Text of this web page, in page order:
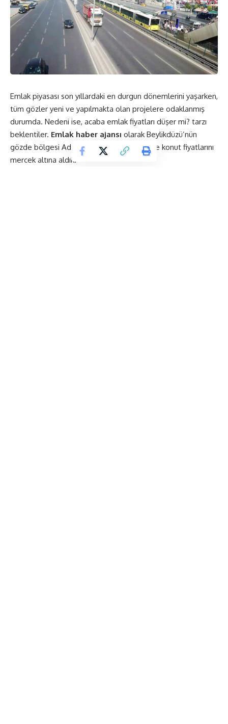
Emlak piyasası son yıllardaki en durgun dönemlerini yaşarken,
tüm gözler yeni ve yapılmakta olan projelere odaklanmış
durumda. Nedeni ise, acaba emlak fiyatları düşer mi? tarzı
beklentiler. Emlak haber ajansı olarak Beylikdüzü’nün
gözde bölgesi Adnan Kahveci mahallesinde konut fiyatlarını
mercek altına aldık.